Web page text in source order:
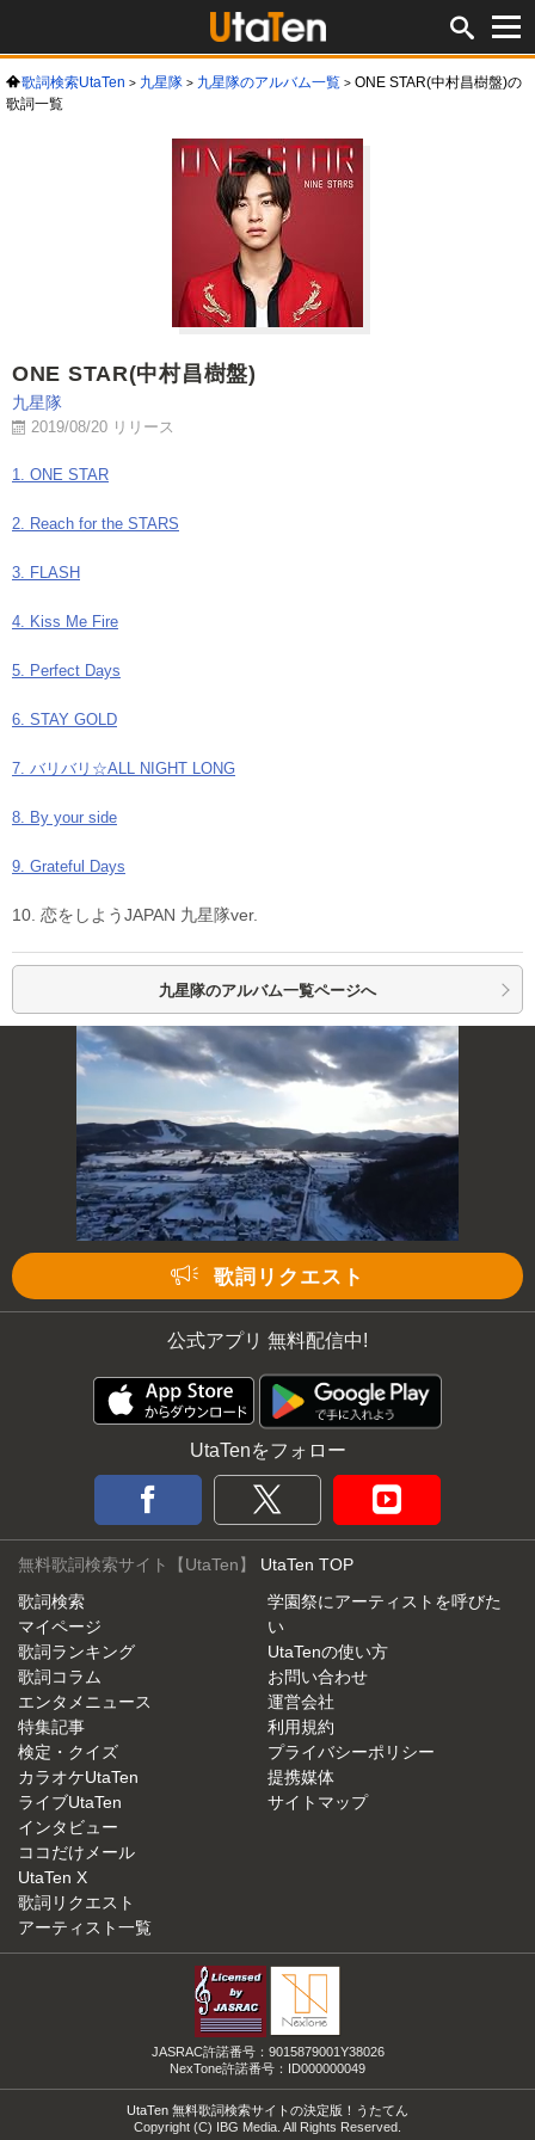
歌詞検索UtaTen 九星隊 九星隊のアルバム一覧
ONE STAR(中村昌樹盤)の
歌詞一覧
ONE STAR(中村昌樹盤)
九星隊
2019/08/20 リリース
1. ONE STAR
2. Reach for the STARS
3. FLASH
4. Kiss Me Fire
5. Perfect Days
6. STAY GOLD
7. バリバリ☆ALL NIGHT LONG
8. By your side
9. Grateful Days
10. 恋をしようJAPAN 九星隊ver.
九星隊のアルバム一覧ページへ
歌詞リクエスト
公式アプリ 無料配信中!
UtaTenをフォロー
無料歌詞検索サイト【UtaTen】 UtaTen TOP
歌詞検索
マイページ
歌詞ランキング
歌詞コラム
エンタメニュース
特集記事
検定・クイズ
カラオケUtaTen
ライブUtaTen
インタビュー
ココだけメール
UtaTen X
歌詞リクエスト
アーティスト一覧
学園祭にアーティストを呼びた
い
UtaTenの使い方
お問い合わせ
運営会社
利用規約
プライバシーポリシー
提携媒体
サイトマップ
JASRAC許諾番号：9015879001Y38026
NexTone許諾番号：ID000000049
UtaTen 無料歌詞検索サイトの決定版！うたてん
Copyright (C) IBG Media. All Rights Reserved.